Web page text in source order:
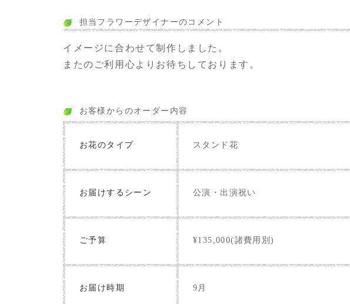
担当フラワーデザイナーのコメント
イメージに合わせて制作しました。
またのご利用心よりお待ちしております。
お客様からのオーダー内容
お花のタイプ スタンド花
お届けするシーン 公演・出演祝い
ご予算 ¥135,000(諸費用別)
お届け時期 9月